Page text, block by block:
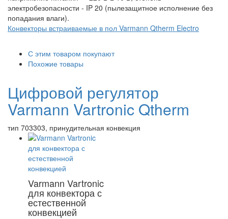
электробезопасности - IP 20 (пылезащитное исполнение без
попадания влаги).
Конвекторы встраиваемые в пол Varmann Qtherm Electro
С этим товаром покупают
Похожие товары
Цифровой регулятор
Varmann Vartronic Qtherm
тип 703303, принудительная конвекция
Varmann Vartronic
для конвектора с
естественной
конвекцией